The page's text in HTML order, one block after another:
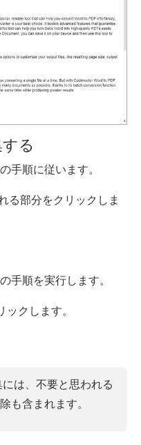
る
手順に従います。
る部分をクリックしま
手順を実行します。
クします。
は、不要と思われる
も含まれます。